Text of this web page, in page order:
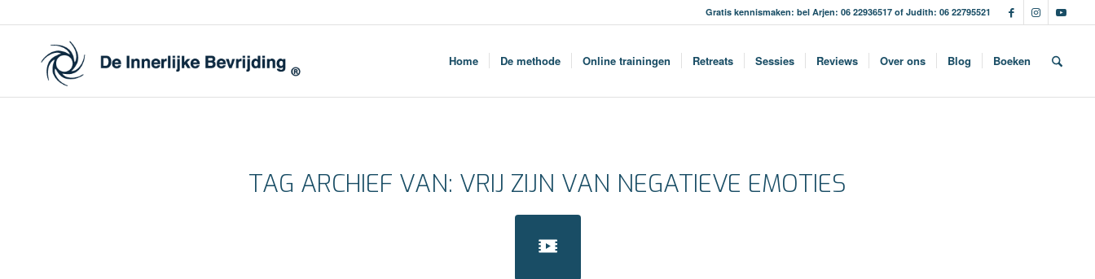
Gratis kennismaken: bel Arjen: 06 22936517 of Judith: 06 22795521
Home De methode Online trainingen Retreats Sessies Reviews Over ons Blog Boeken
TAG ARCHIEF VAN: VRIJ ZIJN VAN NEGATIEVE EMOTIES